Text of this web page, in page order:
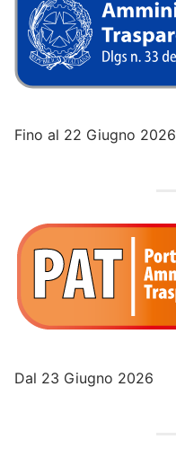
Fino al 22 Giugno 2026
Dal 23 Giugno 2026